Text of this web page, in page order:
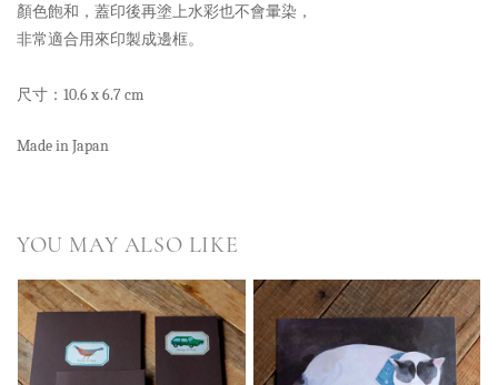
顏色飽和，蓋印後再塗上水彩也不會暈染，
非常適合用來印製成邊框。
尺寸：10.6 x 6.7 cm
Made in Japan
YOU MAY ALSO LIKE